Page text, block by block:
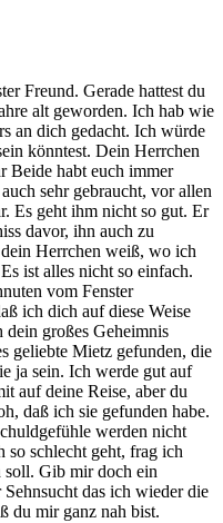
Freund. Gerade hattest du
alt geworden. Ich hab wie
an dich gedacht. Ich würde
könntest. Dein Herrchen
Beide habt euch immer
sehr gebraucht, vor allen
Es geht ihm nicht so gut. Er
davor, ihn auch zu
Herrchen weiß, wo ich
ist alles nicht so einfach.
vom Fenster
ich dich auf diese Weise
dein großes Geheimnis
geliebte Mietz gefunden, die
ja sein. Ich werde gut auf
auf deine Reise, aber du
daß ich sie gefunden habe.
werden nicht
so schlecht geht, frag ich
soll. Gib mir doch ein
das ich wieder die
du mir ganz nah bist.